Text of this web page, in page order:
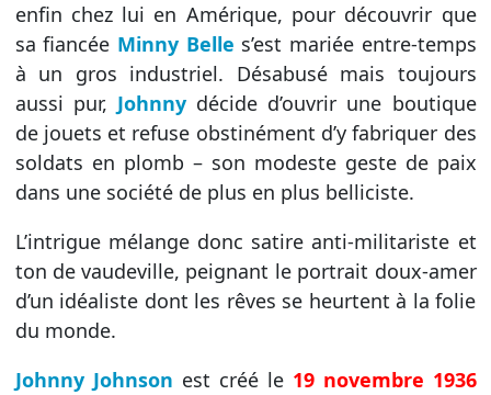
enfin chez lui en Amérique, pour découvrir que
sa fiancée Minny Belle s’est mariée entre-temps
à un gros industriel. Désabusé mais toujours
aussi pur, Johnnydécide d’ouvrir une boutique
de jouets et refuse obstinément d’y fabriquer des
soldats en plomb – son modeste geste de paix
dans une société de plus en plus belliciste.
L’intrigue mélange donc satire anti-militariste et
ton de vaudeville, peignant le portrait doux-amer
d’un idéaliste dont les rêves se heurtent à la folie
du monde.
Johnny Johnson est créé le 19 novembre 1936